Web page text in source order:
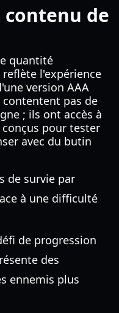
contenu de
quantité
l'expérience
version AAA
contentent pas de
; ils ont accès à
pour tester
avec du butin
de survie par
à une difficulté
de progression
des
ennemis plus